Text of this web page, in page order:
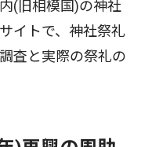
(旧相模国)の神社
イトで、神社祭礼
査と実際の祭礼の